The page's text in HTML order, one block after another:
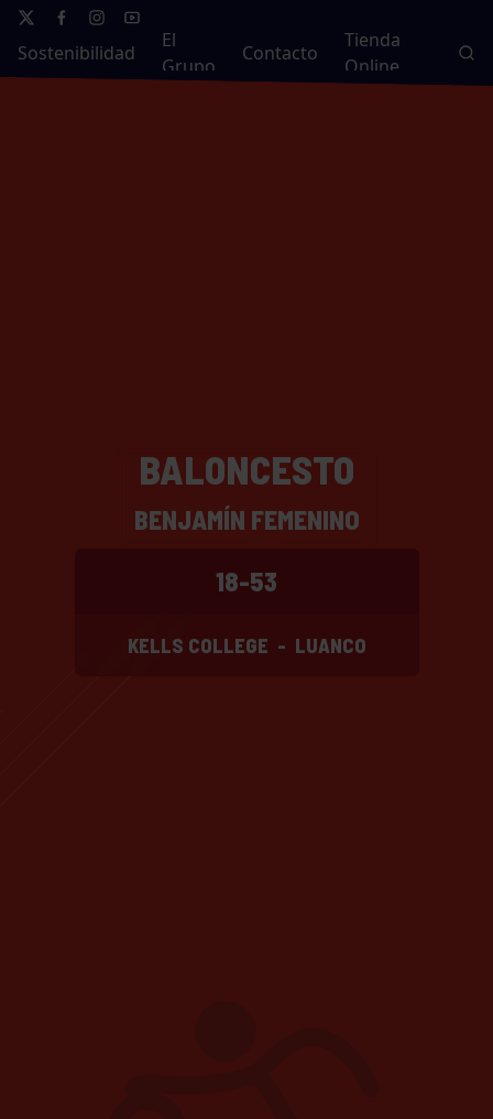
Sostenibilidad
El
Grupo
Contacto
Tienda
Online
BALONCESTO
BENJAMÍN FEMENINO
18-53
KELLS COLLEGE - LUANCO